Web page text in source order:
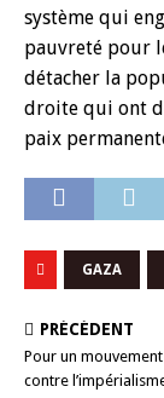
système qui
pauvreté pour
détacher la
droite qui ont
paix
GAZA
PRÉCÉDENT
Pour un
contre